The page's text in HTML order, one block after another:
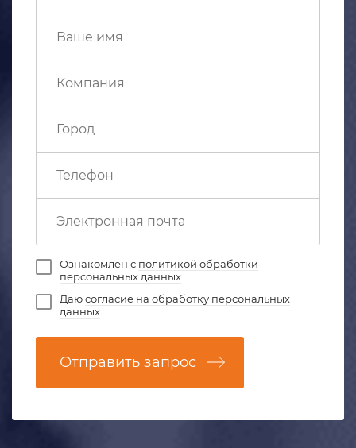
Ознакомлен с политикой обработки
персональных данных
Даюсогласие на обработку персональных
данных
Отправить запрос